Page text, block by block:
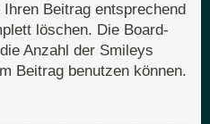
Beitrag entsprechend
löschen. Die Board-
Anzahl der Smileys
Beitrag benutzen können.